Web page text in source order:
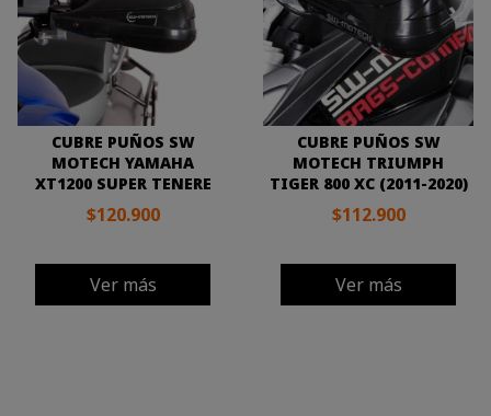
CUBRE PUÑOS SW
MOTECH YAMAHA
XT1200 SUPER TENERE
$120.900
Ver más
CUBRE PUÑOS SW
MOTECH TRIUMPH
TIGER 800 XC (2011-2020)
$112.900
Ver más